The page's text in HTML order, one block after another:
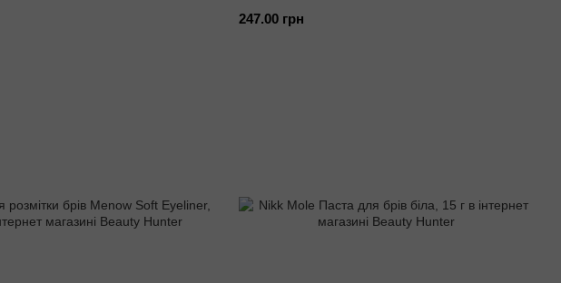
247.00 грн